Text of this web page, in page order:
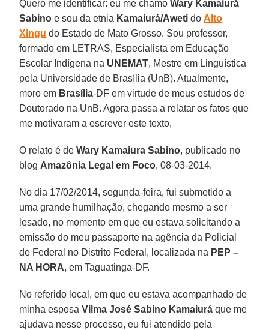
Quero me identificar: eu me chamoWary Kamaiurá
Sabino e sou da etnia Kamaiurá/Aweti doAlto
Xingu do Estado de Mato Grosso. Sou professor,
formado em LETRAS, Especialista em Educação
Escolar Indígena na UNEMAT, Mestre em Linguística
pela Universidade de Brasília (UnB). Atualmente,
moro em Brasília-DF em virtude de meus estudos de
Doutorado na UnB. Agora passa a relatar os fatos que
me motivaram a escrever este texto,
O relato é deWary Kamaiura Sabino, publicado no
blog Amazônia Legal em Foco, 08-03-2014.
No dia 17/02/2014, segunda-feira, fui submetido a
uma grande humilhação, chegando mesmo a ser
lesado, no momento em que eu estava solicitando a
emissão do meu passaporte na agência da Policial
de Federal no Distrito Federal, localizada na PEP –
NA HORA, em Taguatinga-DF.
No referido local, em que eu estava acompanhado de
minha esposaVilma José Sabino Kamaiurá que me
ajudava nesse processo, eu fui atendido pela